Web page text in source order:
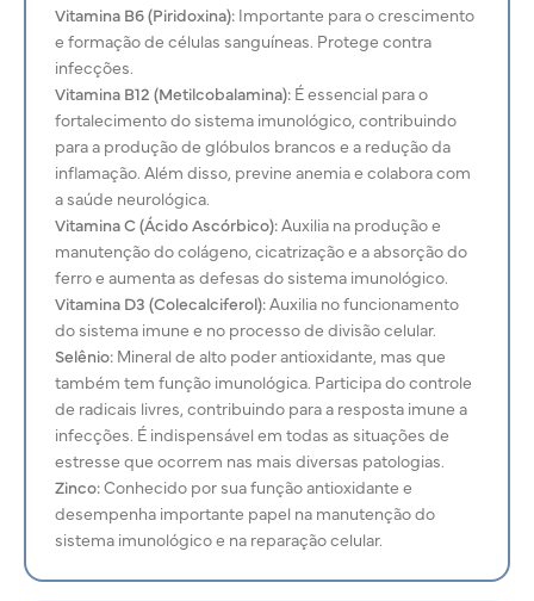
Vitamina B6 (Piridoxina):Importante para o crescimento
e formação de células sanguíneas. Protege contra
infecções.
Vitamina B12 (Metilcobalamina):É essencial para o
fortalecimento do sistema imunológico, contribuindo
para a produção de glóbulos brancos e a redução da
inflamação. Além disso, previne anemia e colabora com
a saúde neurológica.
Vitamina C (Ácido Ascórbico):Auxilia na produção e
manutenção docolágeno, cicatrização e a absorção do
ferro e aumenta as defesas do sistema imunológico.
Vitamina D3 (Colecalciferol):Auxilia no funcionamento
do sistema imune e no processo de divisão celular.
Selênio:Mineral de alto poder antioxidante, mas que
também tem função imunológica. Participa do controle
de radicais livres, contribuindo para a resposta imune a
infecções. É indispensável em todas as situações de
estresse que ocorrem nas mais diversas patologias.
Zinco:Conhecido por sua função antioxidante e
desempenha importante papel na manutenção do
sistema imunológico e na reparação celular.